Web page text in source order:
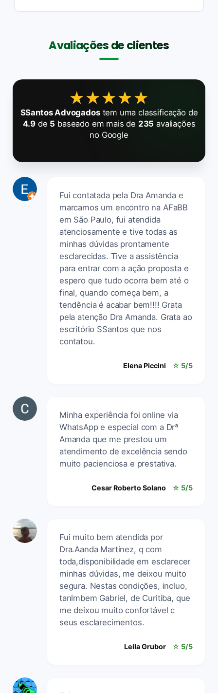
Avaliações de clientes
★★★★★
★★★★★
SSantos Advogadostem uma classificação de
4.9 de 5 baseado em mais de 235 avaliações
no Google
Fui contatada pela Dra Amanda e
marcamos um encontro na AFaBB
em São Paulo, fui atendida
atenciosamente e tive todas as
minhas dúvidas prontamente
esclarecidas. Tive a assistência
para entrar com a ação proposta e
espero que tudo ocorra bem até o
final, quando começa bem, a
tendência é acabar bem!!!! Grata
pela atenção Dra Amanda. Grata ao
escritório SSantos que nos
contatou.
Elena Piccini ☆ 5/5
Minha experiência foi online via
WhatsApp e especial com a Drª
Amanda que me prestou um
atendimento de excelência sendo
muito pacienciosa e prestativa.
Cesar Roberto Solano ☆ 5/5
Fui muito bem atendida por
Dra.Aanda Martinez, q com
toda,disponibilidade em esclarecer
minhas dúvidas, me deixou muito
segura. Nestas condições, incluo,
tanlmbem Gabriel, de Curitiba, que
me deixou muito confortável c
seus esclarecimentos.
Leila Grubor ☆ 5/5